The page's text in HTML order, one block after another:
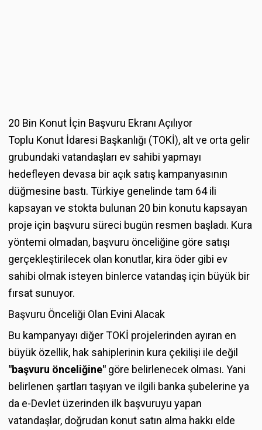
20 Bin Konut İçin Başvuru Ekranı Açılıyor
Toplu Konut İdaresi Başkanlığı (TOKİ), alt ve orta gelir
grubundaki vatandaşları ev sahibi yapmayı
hedefleyen devasa bir açık satış kampanyasının
düğmesine bastı. Türkiye genelinde tam 64 ili
kapsayan ve stokta bulunan 20 bin konutu kapsayan
proje için başvuru süreci bugün resmen başladı. Kura
yöntemi olmadan, başvuru önceliğine göre satışı
gerçekleştirilecek olan konutlar, kira öder gibi ev
sahibi olmak isteyen binlerce vatandaş için büyük bir
fırsat sunuyor.
Başvuru Önceliği Olan Evini Alacak
Bu kampanyayı diğer TOKİ projelerinden ayıran en
büyük özellik, hak sahiplerinin kura çekilişi ile değil
"başvuru önceliğine" göre belirlenecek olması. Yani
belirlenen şartları taşıyan ve ilgili banka şubelerine ya
da e-Devlet üzerinden ilk başvuruyu yapan
vatandaşlar, doğrudan konut satın alma hakkı elde